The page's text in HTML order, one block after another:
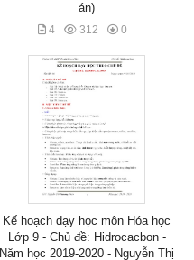
án)
4 312 0
Kế hoạch dạy học môn Hóa học
Lớp 9 - Chủ đề: Hidrocacbon -
Năm học 2019-2020 - Nguyễn Thị